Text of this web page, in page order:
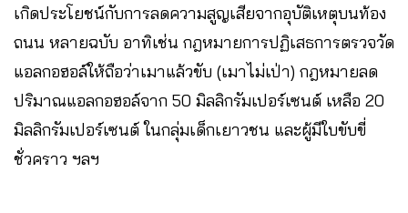
เกิดประโยชน์กับการลดความสูญเสียจากอุบัติเหตุบนท้อง
ถนน หลายฉบับ อาทิเช่น กฎหมายการปฏิเสธการตรวจวัด
แอลกอฮอล์ให้ถือว่าเมาแล้วขับ (เมาไม่เป่า) กฎหมายลด
ปริมาณแอลกอฮอล์จาก 50 มิลลิกรัมเปอร์เซนต์ เหลือ 20
มิลลิกรัมเปอร์เซนต์ ในกลุ่มเด็กเยาวชน และผู้มีใบขับขี่
ชั่วคราว ฯลฯ